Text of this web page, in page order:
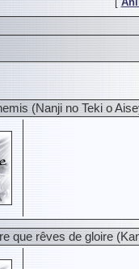
(Nanji no Teki o
que rêves de gloire